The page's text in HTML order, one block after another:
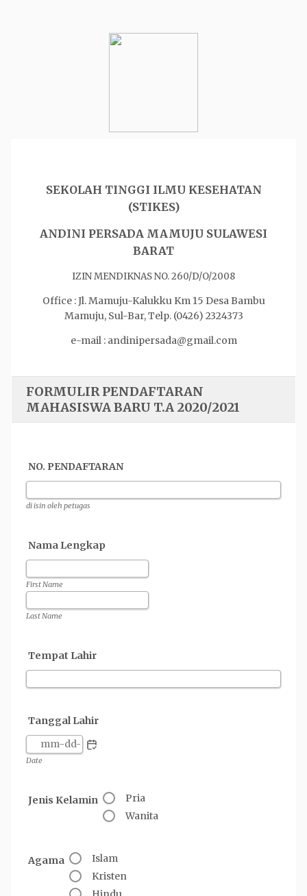
SEKOLAH TINGGI ILMU KESEHATAN
(STIKES)
ANDINI PERSADA MAMUJU SULAWESI
BARAT
IZIN MENDIKNAS NO. 260/D/O/2008
Office : Jl. Mamuju-Kalukku Km 15 Desa Bambu
Mamuju, Sul-Bar, Telp. (0426) 2324373
e-mail : andinipersada@gmail.com
FORMULIR PENDAFTARAN
MAHASISWA BARU T.A 2020/2021
NO. PENDAFTARAN
di isin oleh petugas
Nama Lengkap
First Name
Last Name
Tempat Lahir
Tanggal Lahir
Date
Jenis Kelamin
Pria
Wanita
Agama
Islam
Kristen